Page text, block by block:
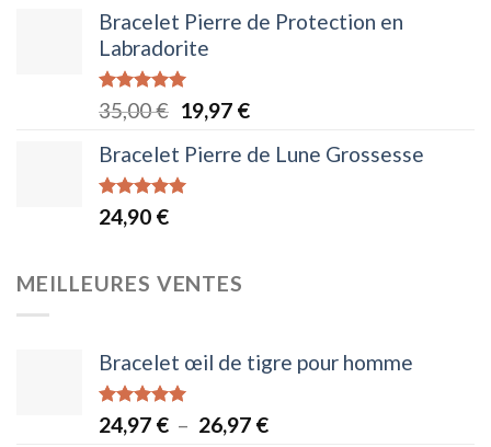
Bracelet Pierre de Protection en
Labradorite
Note5.00
sur 5
35,00€ Le
initial
était :
19,97 €Le
actuel
Bracelet Pierre de Lune Grossesse
Note4.95
sur 5
24,90 €
MEILLEURES VENTES
Bracelet œil de tigre pour homme
Note5.00
sur 5
24,97 € – 26,97 €Plage